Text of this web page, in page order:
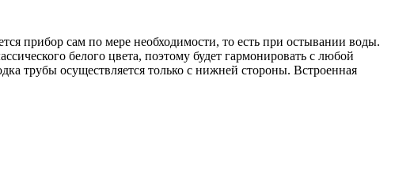
прибор сам по мере необходимости, то есть при остывании воды.
белого цвета, поэтому будет гармонировать с любой
трубы осуществляется только с нижней стороны. Встроенная